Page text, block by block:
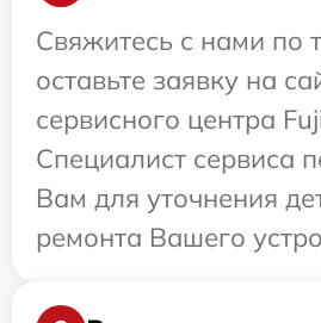
Свяжитесь с нами по
оставьте заявку на
сервисного центра
Специалист сервиса
Вам для уточнения
ремонта Вашего